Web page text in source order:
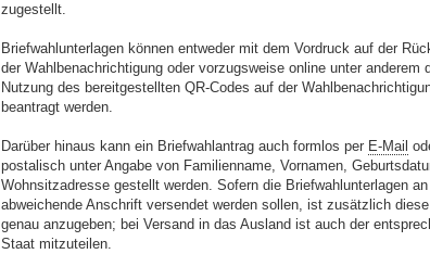
zugestellt.
Briefwahlunterlagen können entweder mit dem Vordruck auf der
der Wahlbenachrichtigung oder vorzugsweise online unter anderem
Nutzung des bereitgestellten QR-Codes auf der
beantragt werden.
Darüber hinaus kann ein Briefwahlantrag auch formlos per E-Mail
postalisch unter Angabe von Familienname, Vornamen,
Wohnsitzadresse gestellt werden. Sofern die Briefwahlunterlagen
abweichende Anschrift versendet werden sollen, ist zusätzlich
genau anzugeben; bei Versand in das Ausland ist auch der
Staat mitzuteilen.